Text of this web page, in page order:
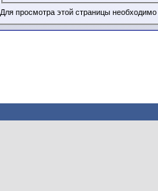
Для просмотра этой страницы необходимо